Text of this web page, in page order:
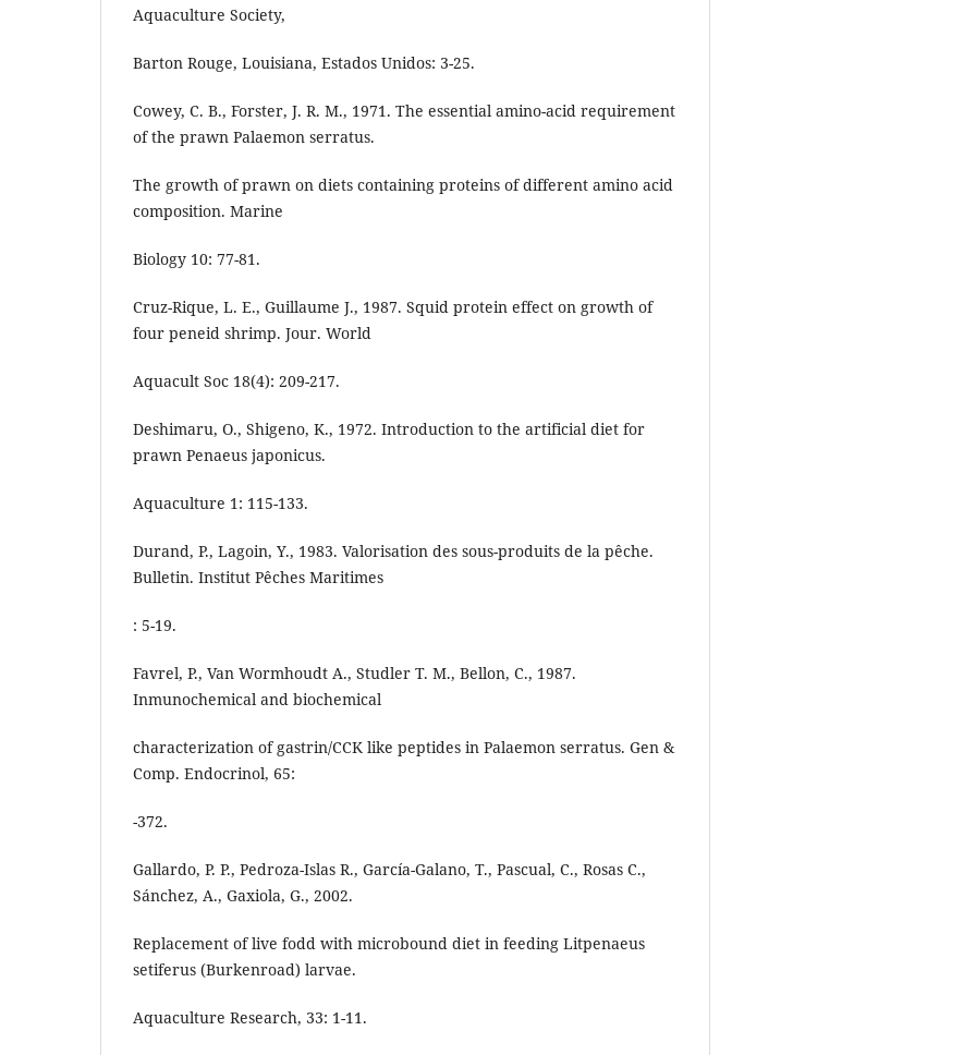
Aquaculture Society,
Barton Rouge, Louisiana, Estados Unidos: 3-25.
Cowey, C. B., Forster, J. R. M., 1971. The essential amino-acid requirement
of the prawn Palaemon serratus.
The growth of prawn on diets containing proteins of different amino acid
composition. Marine
Biology 10: 77-81.
Cruz-Rique, L. E., Guillaume J., 1987. Squid protein effect on growth of
four peneid shrimp. Jour. World
Aquacult Soc 18(4): 209-217.
Deshimaru, O., Shigeno, K., 1972. Introduction to the artificial diet for
prawn Penaeus japonicus.
Aquaculture 1: 115-133.
Durand, P., Lagoin, Y., 1983. Valorisation des sous-produits de la pêche.
Bulletin. Institut Pêches Maritimes
: 5-19.
Favrel, P., Van Wormhoudt A., Studler T. M., Bellon, C., 1987.
Inmunochemical and biochemical
characterization of gastrin/CCK like peptides in Palaemon serratus. Gen &
Comp. Endocrinol, 65:
-372.
Gallardo, P. P., Pedroza-Islas R., García-Galano, T., Pascual, C., Rosas C.,
Sánchez, A., Gaxiola, G., 2002.
Replacement of live fodd with microbound diet in feeding Litpenaeus
setiferus (Burkenroad) larvae.
Aquaculture Research, 33: 1-11.